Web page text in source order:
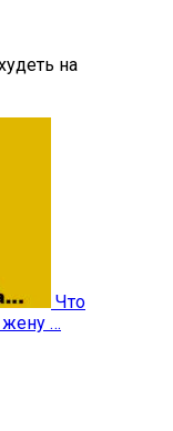
на
Что
жену …